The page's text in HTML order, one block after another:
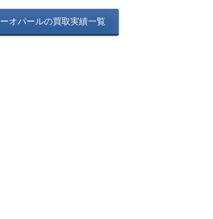
オパールの買取実績一覧